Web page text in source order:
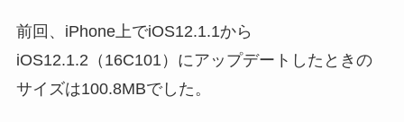
前回、iPhone上でiOS12.1.1から
iOS12.1.2（16C101）にアップデートしたときの
サイズは100.8MBでした。